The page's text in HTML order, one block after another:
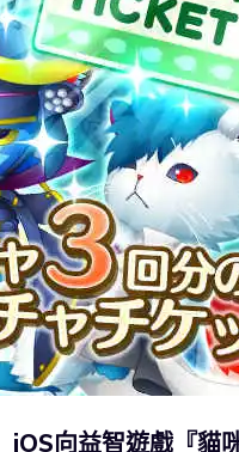
iOS向益智遊戲『